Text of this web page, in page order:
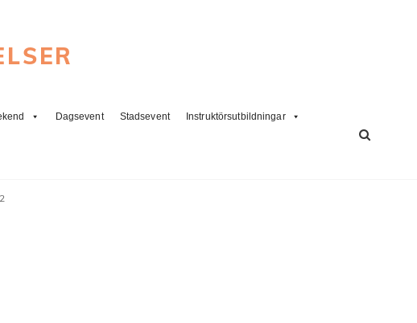
Dagsevent Stadsevent Instruktörsutbildningar